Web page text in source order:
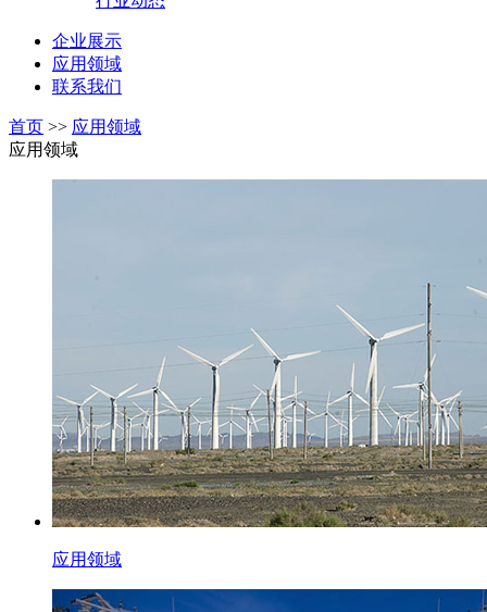
企业展示
应用领域
联系我们
首页 >> 应用领域
应用领域
应用领域